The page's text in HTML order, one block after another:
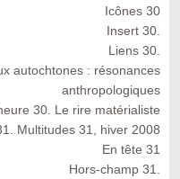
Icônes 30
Insert 30.
Liens 30.
autochtones : résonances
anthropologiques
30. Le rire matérialiste
Multitudes 31, hiver 2008
En tête 31
Hors-champ 31.